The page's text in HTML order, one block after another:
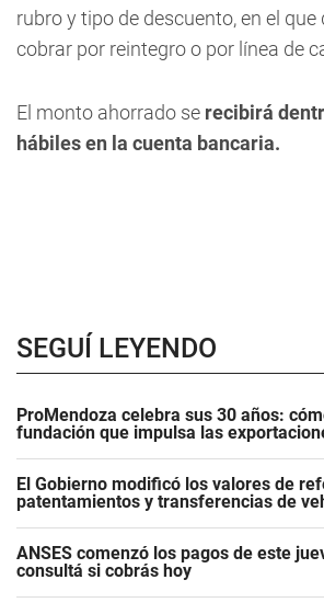
rubro y tipo de descuento, en el
cobrar por reintegro o por línea de
El monto ahorrado se recibirá
hábiles en la cuenta bancaria.
SEGUÍ LEYENDO
ProMendoza celebra sus 30 años:
fundación que impulsa las
El Gobierno modificó los valores de
patentamientos y transferencias de
ANSES comenzó los pagos de este
consultá si cobrás hoy